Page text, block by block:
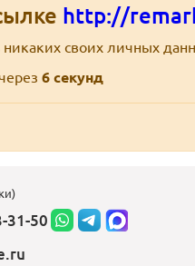
http://
никаких своих личных
6секунд
31-50